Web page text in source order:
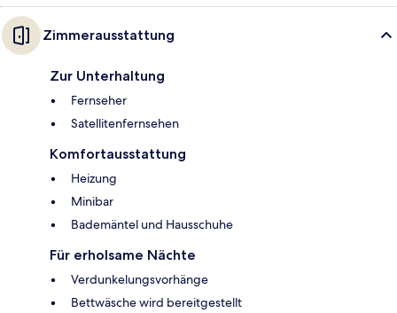
Zimmerausstattung
Zur Unterhaltung
Fernseher
Satellitenfernsehen
Komfortausstattung
Heizung
Minibar
Bademäntel und Hausschuhe
Für erholsame Nächte
Verdunkelungsvorhänge
Bettwäsche wird bereitgestellt